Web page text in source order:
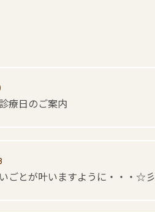
療日のご案内
ごとが叶いますように・・・☆彡